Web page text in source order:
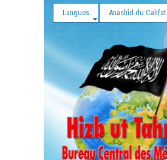
Langues Anashîd du Califat